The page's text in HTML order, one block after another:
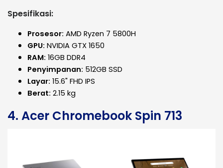
Spesifikasi:
Prosesor: AMD Ryzen 7 5800H
GPU: NVIDIA GTX 1650
RAM: 16GB DDR4
Penyimpanan: 512GB SSD
Layar: 15.6" FHD IPS
Berat: 2.15 kg
4. Acer Chromebook Spin 713